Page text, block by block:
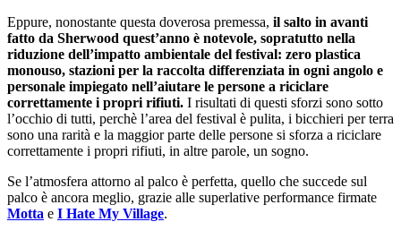
Eppure, nonostante questa doverosa premessa, il salto in avanti
fatto da Sherwood quest’anno è notevole, sopratutto nella
riduzione dell’impatto ambientale del festival: zero plastica
monouso, stazioni per la raccolta differenziata in ogni angolo e
personale impiegato nell’aiutare le persone a riciclare
correttamente i propri rifiuti. I risultati di questi sforzi sono sotto
l’occhio di tutti, perchè l’area del festival è pulita, i bicchieri per terra
sono una rarità e la maggior parte delle persone si sforza a riciclare
correttamente i propri rifiuti, in altre parole, un sogno.
Se l’atmosfera attorno al palco è perfetta, quello che succede sul
palco è ancora meglio, grazie alle superlative performance firmate
Motta e I Hate My Village.